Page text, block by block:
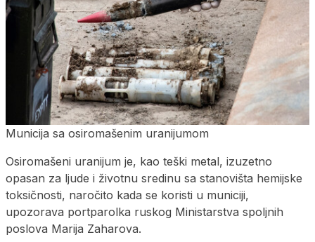
Municija sa osiromašenim uranijumom
Osiromašeni uranijum je, kao teški metal, izuzetno
opasan za ljude i životnu sredinu sa stanovišta hemijske
toksičnosti, naročito kada se koristi u municiji,
upozorava portparolka ruskog Ministarstva spoljnih
poslova Marija Zaharova.